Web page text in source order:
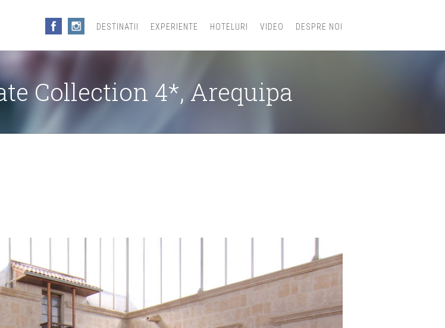
DESTINATII EXPERIENTE HOTELURI VIDEO DESPRE NOI
Collection 4*, Arequipa